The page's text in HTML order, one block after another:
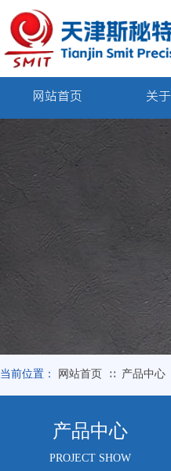
当前位置： 网站首页 ∷ 产品中心
产品中心
PROJECT SHOW
网站首页 关